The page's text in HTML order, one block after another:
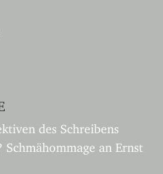
des Schreibens
an Ernst